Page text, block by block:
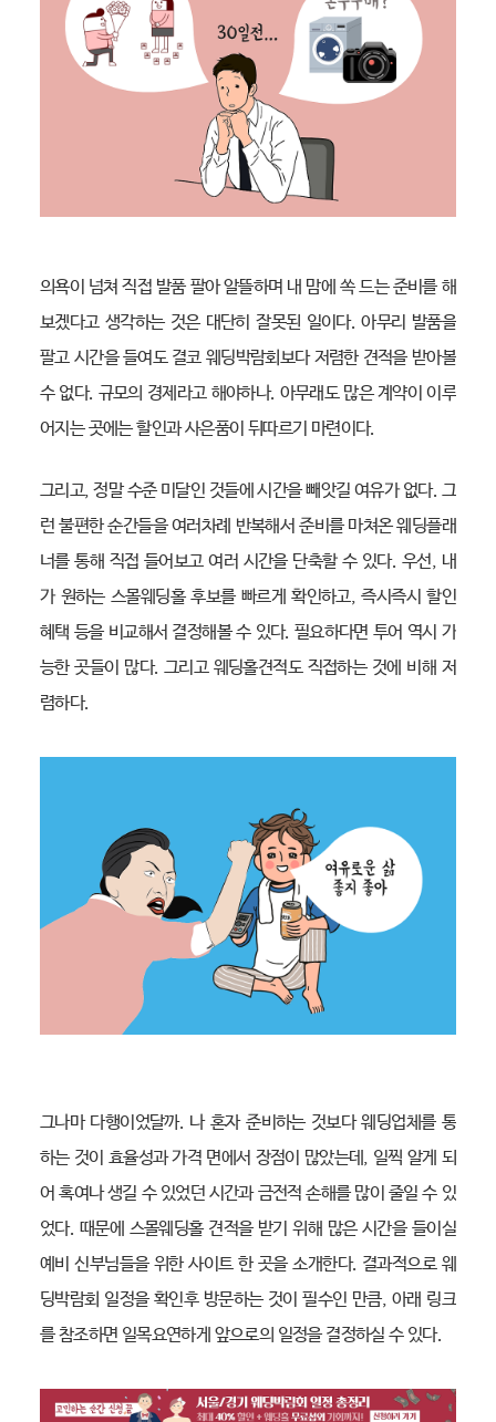
의욕이 넘쳐 직접 발품 팔아 알뜰하며 내 맘에 쏙 드는 준비를 해
보겠다고 생각하는 것은 대단히 잘못된 일이다. 아무리 발품을
팔고 시간을 들여도 결코 웨딩박람회보다 저렴한 견적을 받아볼
수 없다. 규모의 경제라고 해야하나. 아무래도 많은 계약이 이루
어지는 곳에는 할인과 사은품이 뒤따르기 마련이다.
그리고, 정말 수준 미달인 것들에 시간을 빼앗길 여유가 없다. 그
런 불편한 순간들을 여러차례 반복해서 준비를 마쳐온 웨딩플래
너를 통해 직접 들어보고 여러 시간을 단축할 수 있다. 우선, 내
가 원하는 스몰웨딩홀 후보를 빠르게 확인하고, 즉시즉시 할인
혜택 등을 비교해서 결정해볼 수 있다. 필요하다면 투어 역시 가
능한 곳들이 많다. 그리고 웨딩홀견적도 직접하는 것에 비해 저
렴하다.
그나마 다행이었달까. 나 혼자 준비하는 것보다 웨딩업체를 통
하는 것이 효율성과 가격 면에서 장점이 많았는데, 일찍 알게 되
어 혹여나 생길 수 있었던 시간과 금전적 손해를 많이 줄일 수 있
었다. 때문에 스몰웨딩홀 견적을 받기 위해 많은 시간을 들이실
예비 신부님들을 위한 사이트 한 곳을 소개한다. 결과적으로 웨
딩박람회 일정을 확인후 방문하는 것이 필수인 만큼, 아래 링크
를 참조하면 일목요연하게 앞으로의 일정을 결정하실 수 있다.